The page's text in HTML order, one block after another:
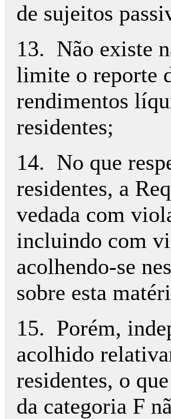
de sujeitos
13. Não existe
limite o reporte
rendimentos
residentes;
14. No que
residentes, a
vedada com
incluindo com
acolhendo-se
sobre esta
15. Porém,
acolhido
residentes, o
da categoria F